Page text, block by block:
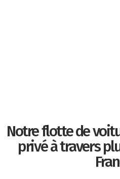
Notre flotte de
privé à travers